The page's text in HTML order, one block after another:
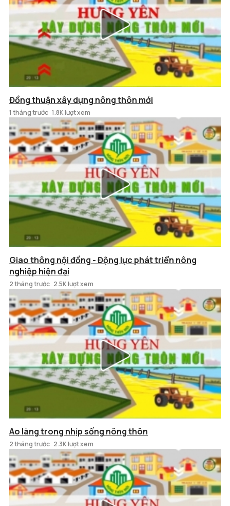
Đồng thuận xây dựng nông thôn mới
1 tháng trước 1.8K lượt xem
Giao thông nội đồng - Động lực phát triển nông
nghiệp hiện đại
2 tháng trước 2.5K lượt xem
Ao làng trong nhịp sống nông thôn
2 tháng trước 2.3K lượt xem